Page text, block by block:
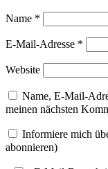
Name *
E-Mail-Adresse *
Website
Name, E-Mail-
meinen nächsten
Informiere mich
abonnieren)